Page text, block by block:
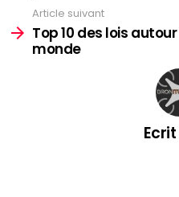
Article suivant
Top 10 des lois
monde